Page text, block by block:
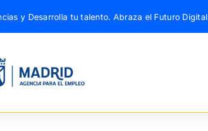
y Desarrolla tu talento. Abraza el Futuro Digital